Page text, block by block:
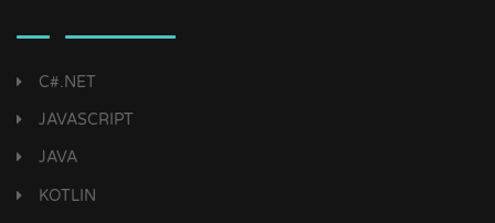
C#.NET
JAVASCRIPT
JAVA
KOTLIN